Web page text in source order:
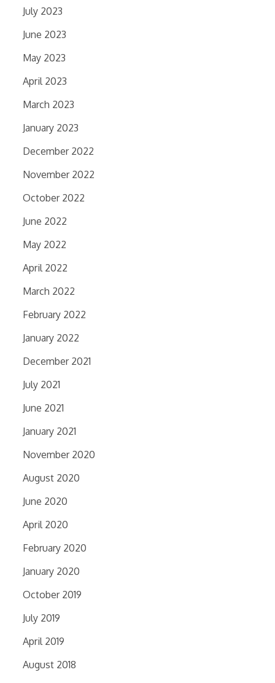
July 2023
June 2023
May 2023
April 2023
March 2023
January 2023
December 2022
November 2022
October 2022
June 2022
May 2022
April 2022
March 2022
February 2022
January 2022
December 2021
July 2021
June 2021
January 2021
November 2020
August 2020
June 2020
April 2020
February 2020
January 2020
October 2019
July 2019
April 2019
August 2018